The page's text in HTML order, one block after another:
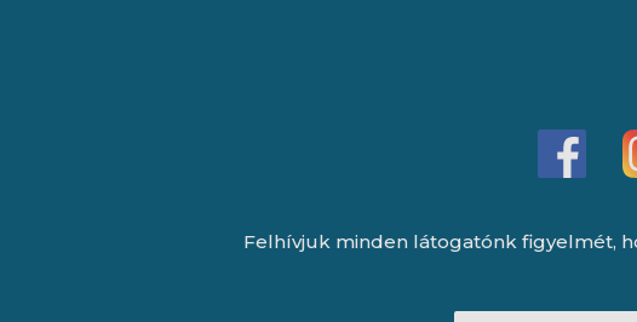
Felhívjuk minden látogatónk figyelmét,